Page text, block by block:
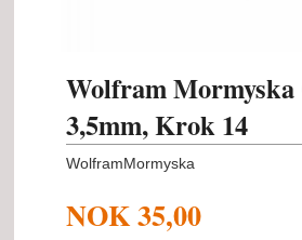
Wolfram Mormyska
3,5mm, Krok 14
WolframMormyska
NOK35,00